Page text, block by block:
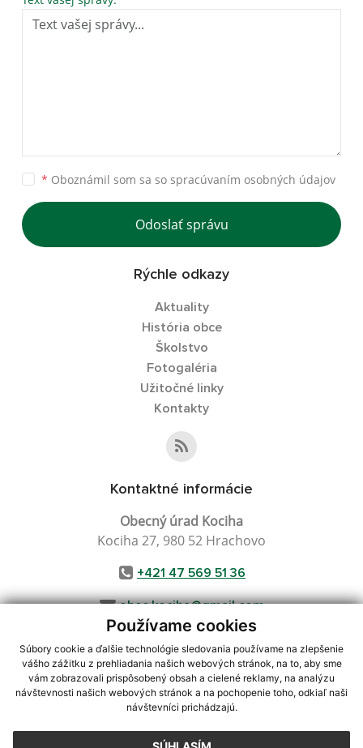
Používame cookies
Súbory cookie a ďalšie technológie sledovania používame na zlepšenie
vášho zážitku z prehliadania našich webových stránok, na to, aby sme
vám zobrazovali prispôsobený obsah a cielené reklamy, na analýzu
návštevnosti našich webových stránok a na pochopenie toho, odkiaľ naši
návštevníci prichádzajú.
* Oboznámil som sa so spracúvaním osobných údajov
Odoslať správu
Rýchle odkazy
Aktuality
História obce
Školstvo
Fotogaléria
Užitočné linky
Kontakty
Kontaktné informácie
Obecný úrad Kociha
Kociha 27, 980 52 Hrachovo
+421 47 569 51 36
obec.kociha@gmail.com
využite možnosť získavania aktuálnych informácií s využitím RSS
CMS systém (redakčný) systém ECHELON 2,Mapa stránok,web portál
webex.digital, s.r.o.,domény,registrácia domény